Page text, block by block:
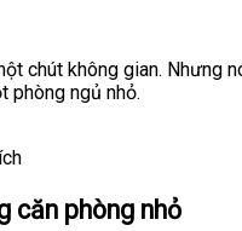
chút không gian.
phòng ngủ nhỏ.
căn phòng nhỏ